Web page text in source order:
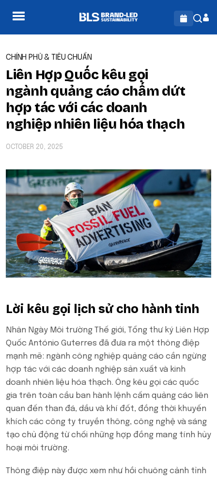
CHÍNH PHỦ & TIÊU CHUẨN
Liên Hợp Quốc kêu gọi
ngành quảng cáo chấm dứt
hợp tác với các doanh
nghiệp nhiên liệu hóa thạch
OCTOBER 20, 2025
Lời kêu gọi lịch sử cho hành tinh
Nhân Ngày Môi trường Thế giới, Tổng thư ký Liên Hợp
Quốc António Guterres đã đưa ra một thông điệp
mạnh mẽ: ngành công nghiệp quảng cáo cần ngừng
hợp tác với các doanh nghiệp sản xuất và kinh
doanh nhiên liệu hóa thạch. Ông kêu gọi các quốc
gia trên toàn cầu ban hành lệnh cấm quảng cáo liên
quan đến than đá, dầu và khí đốt, đồng thời khuyến
khích các công ty truyền thông, công nghệ và sáng
tạo chủ động từ chối những hợp đồng mang tính hủy
hoại môi trường.
Thông điệp này được xem như hồi chuông cảnh tỉnh